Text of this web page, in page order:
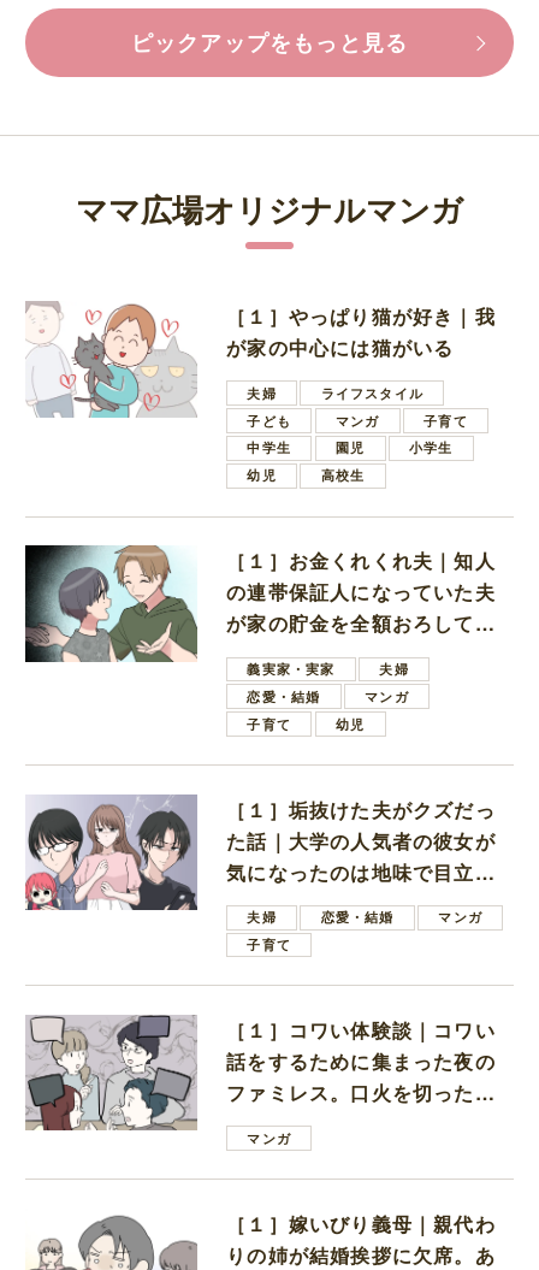
ピックアップをもっと見る
ママ広場オリジナルマンガ
［１］やっぱり猫が好き｜我
が家の中心には猫がいる
夫婦
ライフスタイル
子ども
マンガ
子育て
中学生
園児
小学生
幼児
高校生
［１］お金くれくれ夫｜知人
の連帯保証人になっていた夫
が家の貯金を全額おろしてほ
しいと言ってきた
義実家・実家
夫婦
恋愛・結婚
マンガ
子育て
幼児
［１］垢抜けた夫がクズだっ
た話｜大学の人気者の彼女が
気になったのは地味で目立た
ない男子学生
夫婦 恋愛・結婚
マンガ
子育て
［１］コワい体験談｜コワい
話をするために集まった夜の
ファミレス。口火を切ったの
は電車好きの男の子ママ
マンガ
［１］嫁いびり義母｜親代わ
りの姉が結婚挨拶に欠席。あ